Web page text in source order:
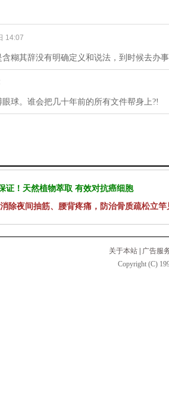
14:07
糊其辞没有明确定义和说法，到时候去办
球。谁会把几十年前的所有文件帮身上?!
证！天然植物萃取 有效对抗癌细胞
除夜间抽筋、腰背疼痛，防治骨质疏松立竿
关于本站
广告服
Copyright (C)